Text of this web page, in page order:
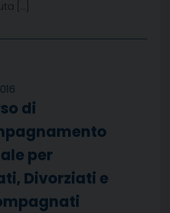
[…]
di
per
Divorziati e